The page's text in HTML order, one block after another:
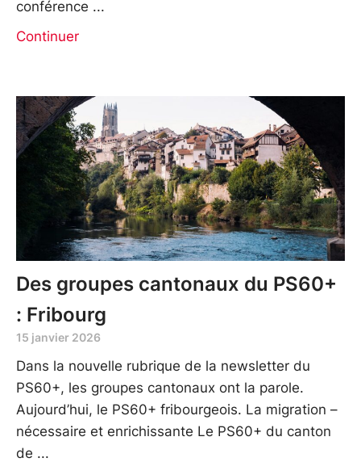
conférence
Continuer
Des groupes cantonaux du PS60+
: Fribourg
15 janvier 2026
Dans la nouvelle rubrique de la newsletter du
PS60+, les groupes cantonaux ont la parole.
Aujourd’hui, le PS60+ fribourgeois. La migration –
nécessaire et enrichissante Le PS60+ du canton
de